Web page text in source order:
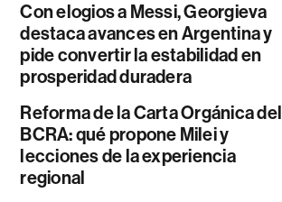
Con elogios a Messi, Georgieva
destaca avances en Argentina y
pide convertir la estabilidad en
prosperidad duradera
Reforma de la Carta Orgánica del
BCRA: qué propone Milei y
lecciones de la experiencia
regional